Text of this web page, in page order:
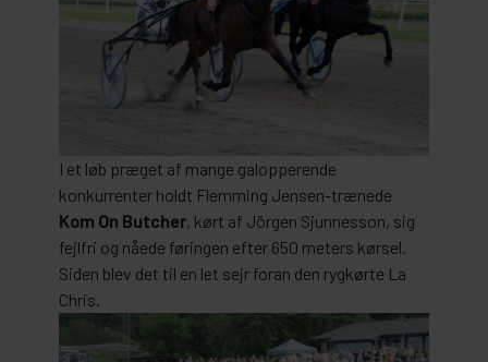
I et løb præget af mange galopperende
konkurrenter holdt Flemming Jensen-trænede
Kom On Butcher, kørt af Jörgen Sjunnesson, sig
fejlfri og nåede føringen efter 650 meters kørsel.
Siden blev det til en let sejr foran den rygkørte La
Chris.